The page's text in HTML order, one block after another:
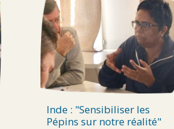
Inde : "Sensibiliser les
Pépins sur notre réalité"